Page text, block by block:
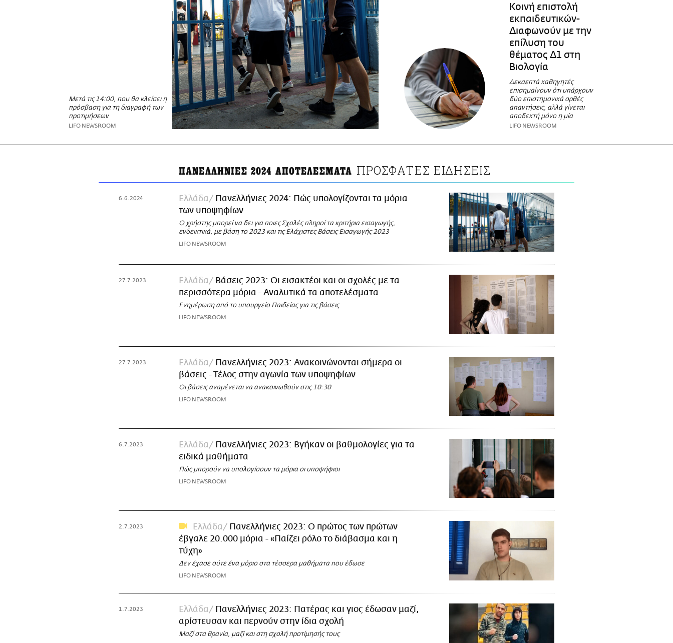
Μετά τις 14:00, που θα κλείσει η
πρόσβαση για τη διαγραφή των
προτιμήσεων
LIFO NEWSROOM
Κοινή επιστολή
εκπαιδευτικών-
Διαφωνούν με την
επίλυση του
θέματος Δ1 στη
Βιολογία
Δεκαεπτά καθηγητές
επισημαίνουν ότι υπάρχουν
δύο επιστημονικά ορθές
απαντήσεις, αλλά γίνεται
αποδεκτή μόνο η μία
LIFO NEWSROOM
ΠΑΝΕΛΛΗΝΙΕΣ 2024 ΑΠΟΤΕΛΕΣΜΑΤΑ ΠΡΟΣΦΑΤΕΣ ΕΙΔΗΣΕΙΣ
6.6.2024 Ελλάδα
Πανελλήνιες 2024: Πώς υπολογίζονται τα μόρια
των υποψηφίων
Ο χρήστης μπορεί να δει για ποιες Σχολές πληροί τα κριτήρια εισαγωγής,
ενδεικτικά, με βάση το 2023 και τις Ελάχιστες Βάσεις Εισαγωγής 2023
LIFO NEWSROOM
27.7.2023 Ελλάδα
Βάσεις 2023: Οι εισακτέοι και οι σχολές με τα
περισσότερα μόρια - Αναλυτικά τα αποτελέσματα
Ενημέρωση από το υπουργείο Παιδείας για τις βάσεις
LIFO NEWSROOM
27.7.2023 Ελλάδα
Πανελλήνιες 2023: Ανακοινώνονται σήμερα οι
βάσεις - Τέλος στην αγωνία των υποψηφίων
Οι βάσεις αναμένεται να ανακοινωθούν στις 10:30
LIFO NEWSROOM
6.7.2023 Ελλάδα
Πανελλήνιες 2023: Βγήκαν οι βαθμολογίες για τα
ειδικά μαθήματα
Πώς μπορούν να υπολογίσουν τα μόρια οι υποψήφιοι
LIFO NEWSROOM
2.7.2023 Ελλάδα
Πανελλήνιες 2023: Ο πρώτος των πρώτων
έβγαλε 20.000 μόρια - «Παίζει ρόλο το διάβασμα και η
τύχη»
Δεν έχασε ούτε ένα μόριο στα τέσσερα μαθήματα που έδωσε
LIFO NEWSROOM
1.7.2023 Ελλάδα
Πανελλήνιες 2023: Πατέρας και γιος έδωσαν μαζί,
αρίστευσαν και περνούν στην ίδια σχολή
Μαζί στα θρανία, μαζί και στη σχολή προτίμησής τους